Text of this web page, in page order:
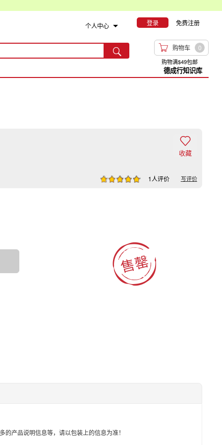
个人中心 登录 免费注册
  购物车 0
购物满$49包邮
德成行知识库

1人评价 写评价

收藏
产品说明信息等，请以包装上的信息为准！